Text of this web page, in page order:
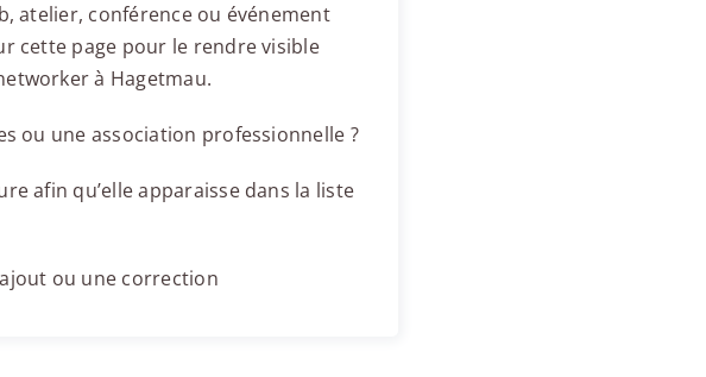
atelier, conférence ou événement
cette page pour le rendre visible
à Hagetmau.
ou une association professionnelle ?
afin qu’elle apparaisse dans la liste
ou une correction